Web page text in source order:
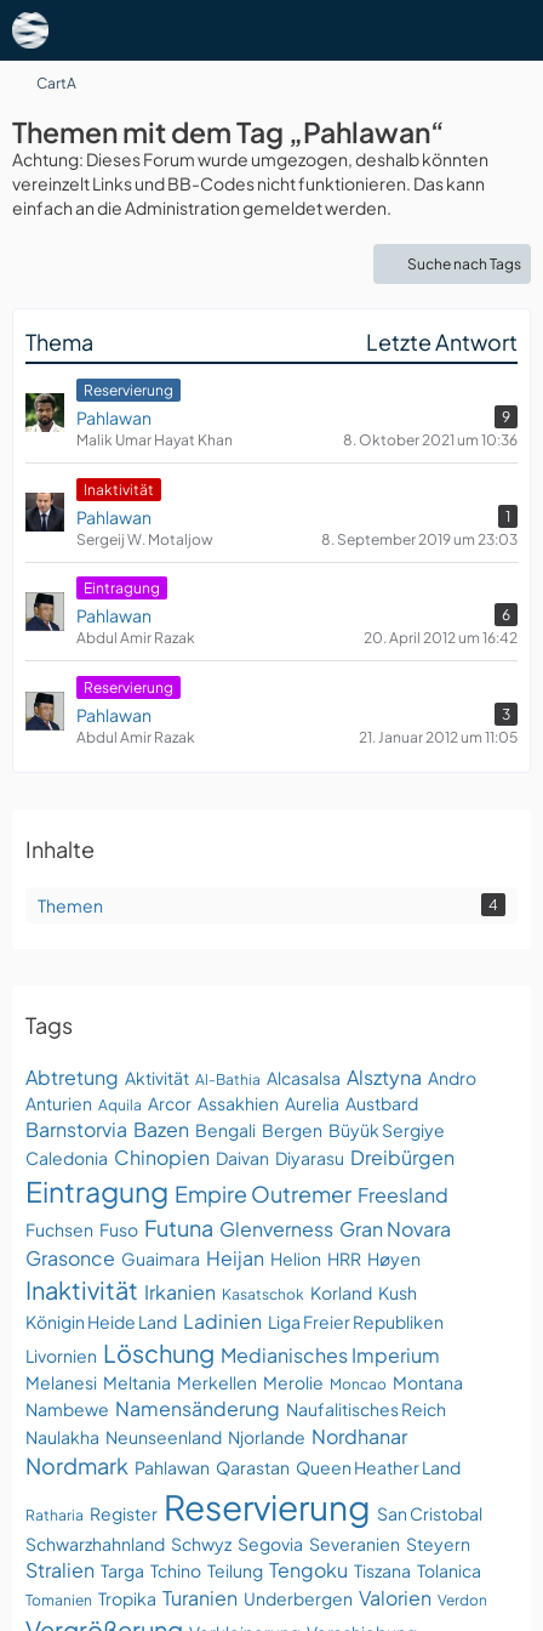
CartA
Themen mit dem Tag „Pahlawan“
Achtung: Dieses Forum wurde umgezogen, deshalb könnten
vereinzelt Links und BB-Codes nicht funktionieren. Das kann
einfach an die Administration gemeldet werden.
Suche nach Tags
Thema Letzte Antwort
Reservierung
Pahlawan
9
Malik Umar Hayat Khan
8. Oktober 2021 um 10:36
​Inaktivität
Pahlawan
1
Sergeij W. Motaljow
8. September 2019 um 23:03
Eintragung
Pahlawan
6
Abdul Amir Razak
20. April 2012 um 16:42
Reservierung
Pahlawan
3
Abdul Amir Razak
21. Januar 2012 um 11:05
Inhalte
Themen 4
Tags
Abtretung Aktivität Al-Bathia Alcasalsa Alsztyna Andro
Anturien Aquila Arcor Assakhien Aurelia Austbard
Barnstorvia Bazen Bengali Bergen Büyük Sergiye
Caledonia Chinopien Daivan Diyarasu Dreibürgen
Eintragung Empire Outremer Freesland
Fuchsen Fuso Futuna Glenverness Gran Novara
Grasonce Guaimara Heijan Helion HRR Høyen
Inaktivität Irkanien Kasatschok Korland Kush
Königin Heide Land Ladinien Liga Freier Republiken
Livornien Löschung Medianisches Imperium
Melanesi Meltania Merkellen Merolie Moncao Montana
Nambewe Namensänderung Naufalitisches Reich
Naulakha Neunseenland Njorlande Nordhanar
Nordmark Pahlawan Qarastan Queen Heather Land
Ratharia Register Reservierung San Cristobal
Schwarzhahnland Schwyz Segovia Severanien Steyern
Stralien Targa Tchino Teilung Tengoku Tiszana Tolanica
Tomanien Tropika Turanien Underbergen Valorien Verdon